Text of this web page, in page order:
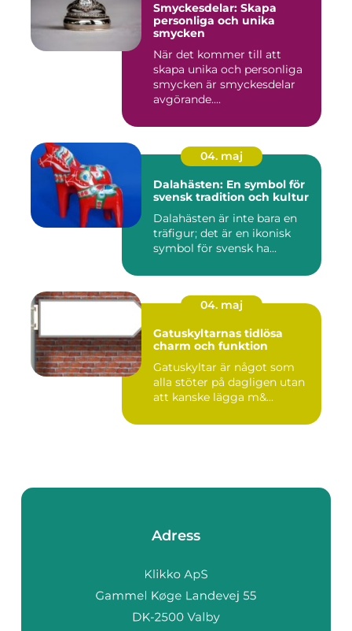
Smyckesdelar: Skapa
personliga och unika
smycken
När det kommer till att
skapa unika och personliga
smycken är smyckesdelar
avgörande....
04. maj
Dalahästen: En symbol för
svensk tradition och kultur
Dalahästen är inte bara en
träfigur; det är en ikonisk
symbol för svensk ha...
04. maj
Gatuskyltarnas tidlösa
charm och funktion
Gatuskyltar är något som
alla stöter på dagligen utan
att kanske lägga m&...
Adress